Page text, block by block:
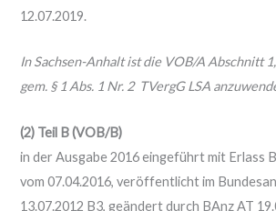
12.07.2019.
In Sachsen-Anhalt ist die VOB/A Abschnitt
gem. § 1 Abs. 1 Nr. 2 TVergG LSA
(2) Teil B (VOB/B)
in der Ausgabe 2016 eingeführt mit Erlass
vom 07.04.2016, veröffentlicht im
13.07.2012 B3, geändert durch BAnz AT